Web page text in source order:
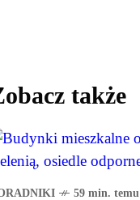
także
59 min. temu